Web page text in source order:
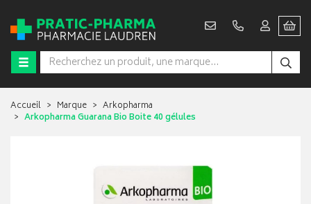
Accueil Marque
Arkopharma
Arkopharma Guarana Bio Boite 40 gélules